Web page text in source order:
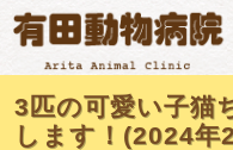
3匹の可愛い子猫
します！(2024年2